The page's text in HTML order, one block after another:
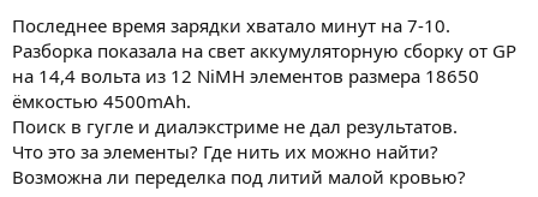
Последнее время зарядки хватало минут на 7-10.
Разборка показала на свет аккумуляторную сборку от GP
на 14,4 вольта из 12 NiMH элементов размера 18650
ёмкостью 4500mAh.
Поиск в гугле и диалэкстриме не дал результатов.
Что это за элементы? Где нить их можно найти?
Возможна ли переделка под литий малой кровью?